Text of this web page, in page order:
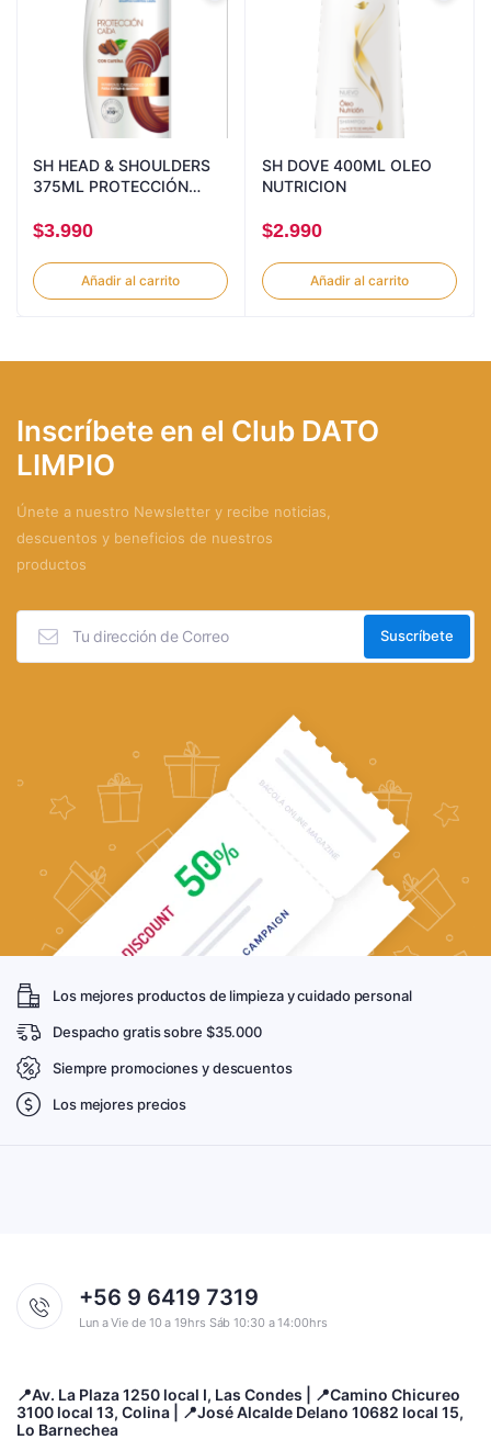
SH HEAD & SHOULDERS
375ML PROTECCIÓN
$3.990
Añadir al carrito
SH DOVE 400ML OLEO
NUTRICION
$2.990
Añadir al carrito
Inscríbete en el Club DATO
LIMPIO
Únete a nuestro Newsletter y recibe noticias,
descuentos y beneficios de nuestros
productos
Los mejores productos de limpieza y cuidado personal
Despacho gratis sobre $35.000
Siempre promociones y descuentos
Los mejores precios
+56 9 6419 7319
Lun a Vie de 10 a 19hrs Sáb 10:30 a 14:00hrs
📍Av. La Plaza 1250 local I, Las Condes | 📍Camino Chicureo
3100 local 13, Colina | 📍José Alcalde Delano 10682 local 15,
Lo Barnechea